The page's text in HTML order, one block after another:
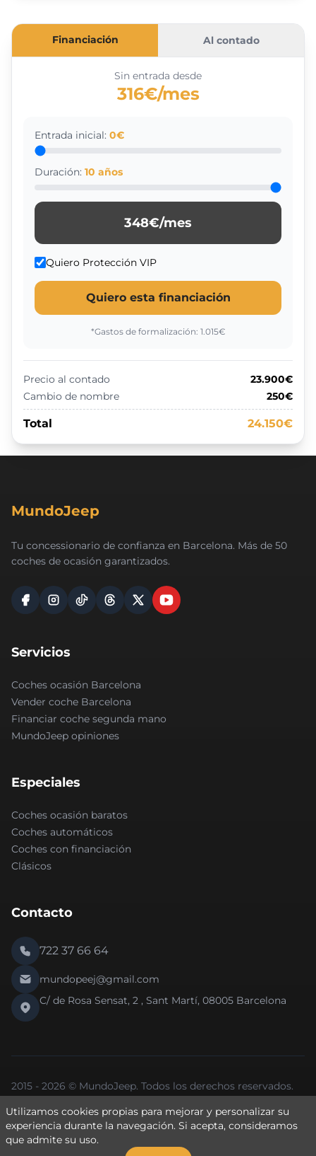
Financiación Al contado
Sin entrada desde
316€/mes
Entrada inicial: 0€
Duración: 10 años
348€/mes
Quiero Protección VIP
Quiero esta financiación
*Gastos de formalización: 1.015€
Precio al contado
23.900€
Cambio de nombre
250€
Total 24.150€
MundoJeep
Tu concessionario de confianza en Barcelona. Más de 50
coches de ocasión garantizados.
Servicios
Coches ocasión Barcelona
Vender coche Barcelona
Financiar coche segunda mano
MundoJeep opiniones
Especiales
Coches ocasión baratos
Coches automáticos
Coches con financiación
Clásicos
Contacto
722 37 66 64
mundopeej@gmail.com
C/ de Rosa Sensat, 2 , Sant Martí, 08005 Barcelona
2015 - 2026 © MundoJeep. Todos los derechos reservados.
Nueva versión 2.0 de la web.
Política de PrivacidadPolítica de CookiesAviso Legal
Utilizamos cookies propias para mejorar y personalizar su
experiencia durante la navegación. Si acepta, consideramos
que admite su uso.